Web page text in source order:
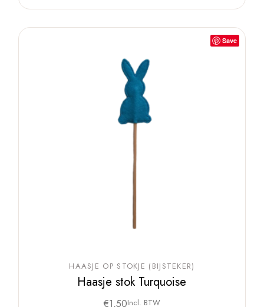
Save
HAASJE OP STOKJE (BIJSTEKER)
Haasje stok Turquoise
€1,50Incl. BTW